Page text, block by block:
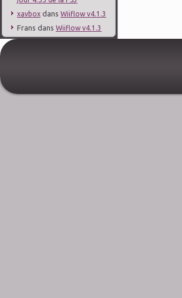
xavbox dans Wiiflow v4.1.3
Frans dans Wiiflow v4.1.3